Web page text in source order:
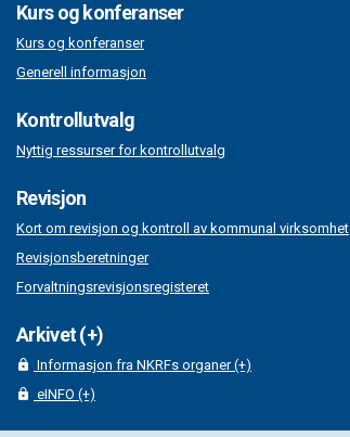
Kurs og konferanser
Kurs og konferanser
Generell informasjon
Kontrollutvalg
Nyttig ressurser for kontrollutvalg
Revisjon
Kort om revisjon og kontroll av kommunal virksomhet
Revisjonsberetninger
Forvaltningsrevisjonsregisteret
Arkivet (+)
Informasjon fra NKRFs organer (+)
eINFO (+)